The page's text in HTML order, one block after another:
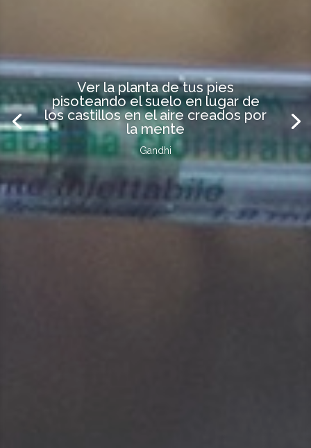
"Conoce tu anatomía y tu fisiología,
pero cuando pones las manos
sobre el cuerpo de un paciente, no
olvides que un alma ganadora vive
allí".
A.T.Still